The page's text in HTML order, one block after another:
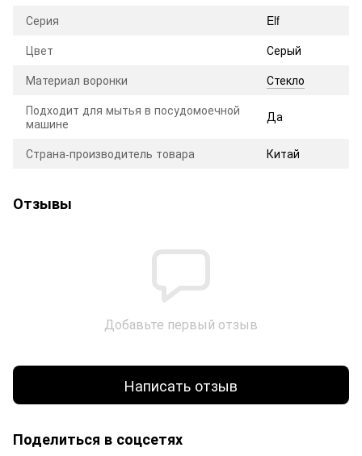
Серия
Elf
Цвет
Серый
Материал воронки
Стекло
Подходит для мытья в посудомоечной
машине
Да
Страна-производитель товара Китай
Отзывы
Добавьте первый отзыв
Написать отзыв
Поделиться в соцсетях